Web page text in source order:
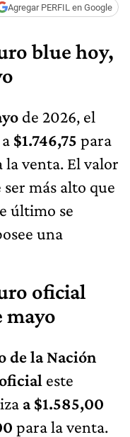
Agregar PERFIL en Google
blue hoy,
de 2026, el
$1.746,75 para
la venta. El valor
más alto que
último se
una
oficial
mayo
de la Nación
este
a $1.585,00
para la venta.